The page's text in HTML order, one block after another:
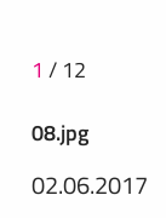
1 / 12
08.jpg
02.06.2017